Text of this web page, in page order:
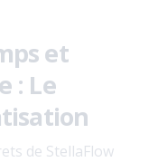
et
: Le
de StellaFlow